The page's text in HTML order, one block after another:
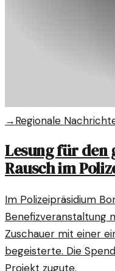
→Regionale
Lesung für den
Rausch im
Im Polizeipräsidium
Benefizveranstaltung
Zuschauer mit einer
begeisterte. Die
Projekt zugute.